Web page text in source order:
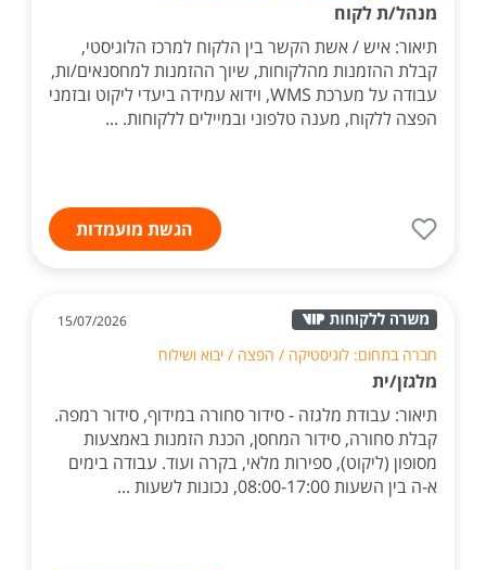
מנהל/ת לקוח
תיאור: איש / אשת הקשר בין הלקוח למרכז הלוגיסטי,
קבלת ההזמנות מהלקוחות, שיוך ההזמנות למחסנאים/ות,
עבודה על מערכת WMS, וידוא עמידה ביעדי ליקוט ובזמני
הפצה ללקוח, מענה טלפוני ובמיילים ללקוחות. ...
הגשת מועמדות
15/07/2026
חברה בתחום: לוגיסטיקה / הפצה / יבוא ושילוח
מלגזן/ית
תיאור: עבודת מלגזה - סידור סחורה במידוף, סידור רמפה.
קבלת סחורה, סידור המחסן, הכנת הזמנות באמצעות
מסופון (ליקוט), ספירות מלאי, בקרה ועוד. עבודה בימים
א-ה בין השעות 08:00-17:00, נכונות לשעות ...